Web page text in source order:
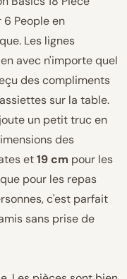
6 People en
Les lignes
avec n'importe quel
des compliments
sur la table.
un petit truc en
des
et19 cm pour les
pour les repas
c'est parfait
sans prise de